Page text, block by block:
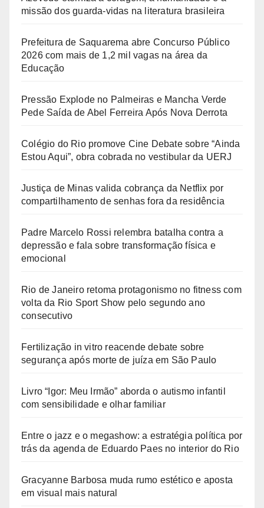
missão dos guarda-vidas na literatura brasileira
Prefeitura de Saquarema abre Concurso Público
2026 com mais de 1,2 mil vagas na área da
Educação
Pressão Explode no Palmeiras e Mancha Verde
Pede Saída de Abel Ferreira Após Nova Derrota
Colégio do Rio promove Cine Debate sobre “Ainda
Estou Aqui”, obra cobrada no vestibular da UERJ
Justiça de Minas valida cobrança da Netflix por
compartilhamento de senhas fora da residência
Padre Marcelo Rossi relembra batalha contra a
depressão e fala sobre transformação física e
emocional
Rio de Janeiro retoma protagonismo no fitness com
volta da Rio Sport Show pelo segundo ano
consecutivo
Fertilização in vitro reacende debate sobre
segurança após morte de juíza em São Paulo
Livro “Igor: Meu Irmão” aborda o autismo infantil
com sensibilidade e olhar familiar
Entre o jazz e o megashow: a estratégia política por
trás da agenda de Eduardo Paes no interior do Rio
Gracyanne Barbosa muda rumo estético e aposta
em visual mais natural